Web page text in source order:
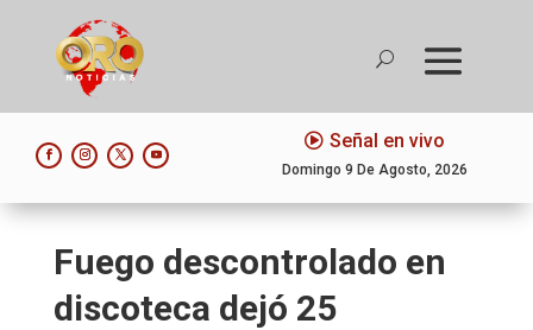
Señal en vivo
Domingo 9 De Agosto, 2026
Fuego descontrolado en
discoteca dejó 25